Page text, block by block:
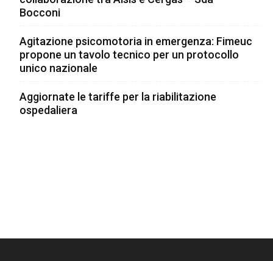
Bocconi
Agitazione psicomotoria in emergenza: Fimeuc
propone un tavolo tecnico per un protocollo
unico nazionale
Aggiornate le tariffe per la riabilitazione
ospedaliera